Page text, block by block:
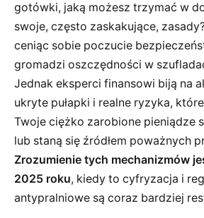
gotówki, jaką możesz trzymać w
swoje, często zaskakujące,
ceniąc sobie poczucie
gromadzi oszczędności w
Jednak eksperci finansowi biją na
ukryte pułapki i realne ryzyka,
Twoje ciężko zarobione pieniądze
lub staną się źródłem poważnych
Zrozumienie tych mechanizmów
2025 roku, kiedy to cyfryzacja i
antypralniowe są coraz bardziej